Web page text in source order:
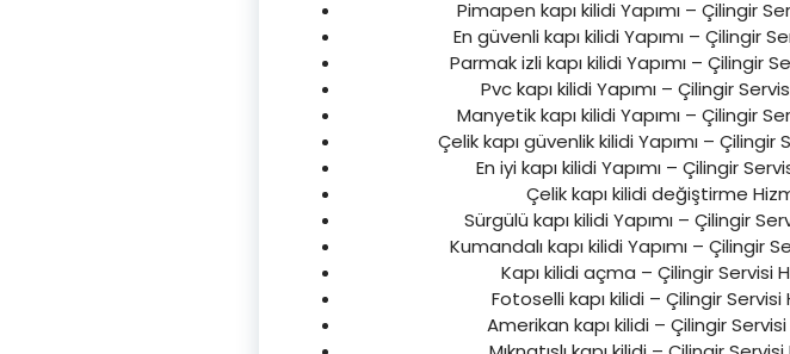
Pimapen kapı kilidi Yapımı – Çilingir
En güvenli kapı kilidi Yapımı – Çilingir
Parmak izli kapı kilidi Yapımı – Çilingir
Pvc kapı kilidi Yapımı – Çilingir
Manyetik kapı kilidi Yapımı – Çilingir
Çelik kapı güvenlik kilidi Yapımı – Çilingir
En iyi kapı kilidi Yapımı – Çilingir
Çelik kapı kilidi değiştirme
Sürgülü kapı kilidi Yapımı – Çilingir
Kumandalı kapı kilidi Yapımı – Çilingir
Kapı kilidi açma – Çilingir Servisi
Fotoselli kapı kilidi – Çilingir
Amerikan kapı kilidi – Çilingir